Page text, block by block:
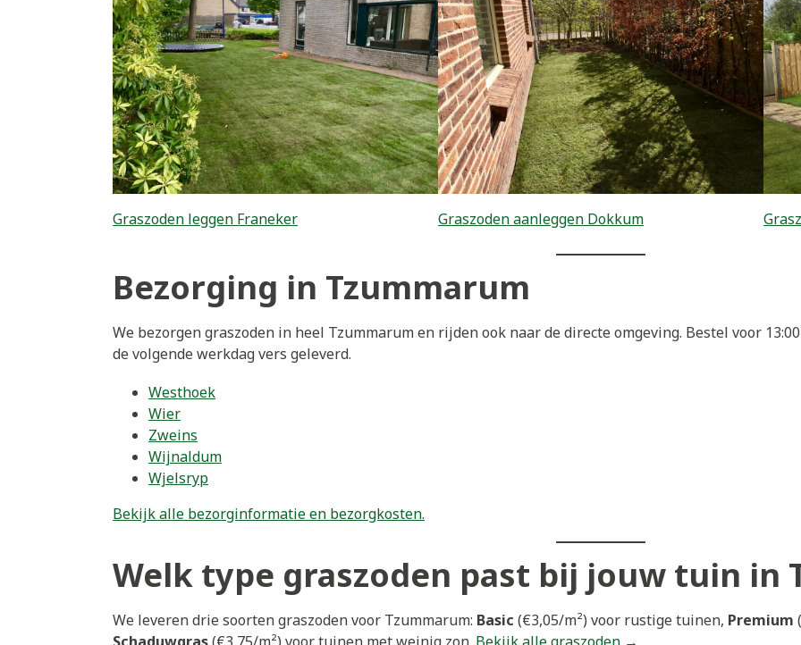
Graszoden leggen Franeker Graszoden aanleggen Dokkum
Bezorging in Tzummarum
We bezorgen graszoden in heel Tzummarum en rijden ook naar de directe omgeving. Bestel voor
de volgende werkdag vers geleverd.
Westhoek
Wier
Zweins
Wijnaldum
Wjelsryp
Bekijk alle bezorginformatie en bezorgkosten.
Welk type graszoden past bij jouw tuin in
We leveren drie soorten graszoden voor Tzummarum: Basic (€3,05/m²) voor rustige tuinen, Premium